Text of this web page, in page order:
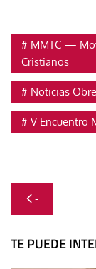
MMTC —
Cristianos
Noticias
V Encuentro
de
-
TE PUEDE